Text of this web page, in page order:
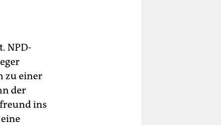
NPD-
zu einer
der
ins